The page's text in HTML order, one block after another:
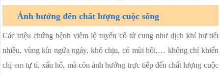
Ảnh hưởng đến chất lượng cuộc sống
Các triệu chứng bệnh viêm lộ tuyến cổ tử cung như dịch khí hư tiết
nhiều, vùng kín ngứa ngáy, khó chịu, có mùi hôi,… không chỉ khiến
chị em tự ti, xấu hổ, mà còn ảnh hưởng trực tiếp đến chất lượng cuộc